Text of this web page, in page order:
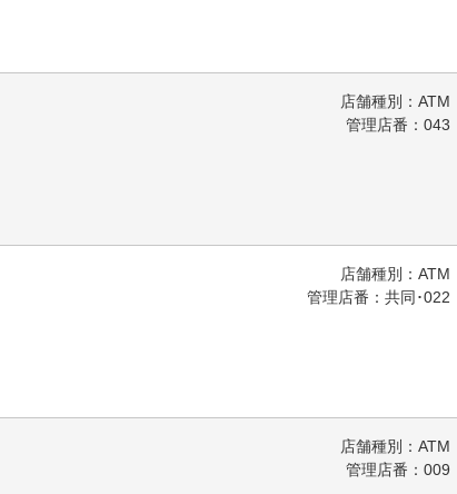
店舗種別：ATM
管理店番：043
店舗種別：ATM
管理店番：共同･022
店舗種別：ATM
管理店番：009